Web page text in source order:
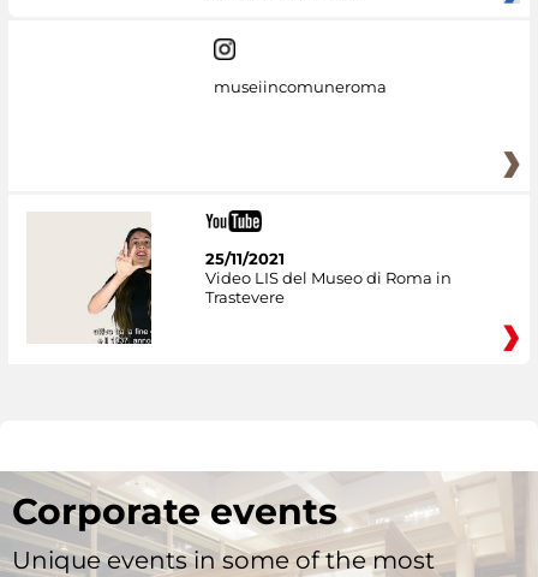
museiincomuneroma
25/11/2021
Video LIS del Museo di Roma in
Trastevere
Corporate events
Unique events in some of the most